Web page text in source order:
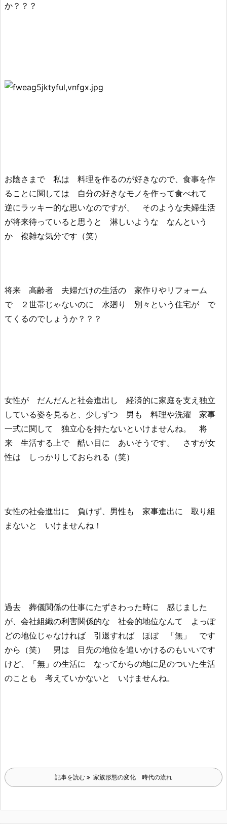
か？？？
お陰さまで 私は 料理を作るのが好きなので、食事を作
ることに関しては 自分の好きなモノを作って食べれて
逆にラッキー的な思いなのですが、 そのような夫婦生活
が将来待っていると思うと 淋しいような なんという
か 複雑な気分です（笑）
将来 高齢者 夫婦だけの生活の 家作りやリフォーム
で ２世帯じゃないのに 水廻り 別々という住宅が で
てくるのでしょうか？？？
女性が だんだんと社会進出し 経済的に家庭を支え独立
している姿を見ると、少しずつ 男も 料理や洗濯 家事
一式に関して 独立心を持たないといけませんね。 将
来 生活する上で 酷い目に あいそうです。 さすが女
性は しっかりしておられる（笑）
女性の社会進出に 負けず、男性も 家事進出に 取り組
まないと いけませんね！
過去 葬儀関係の仕事にたずさわった時に 感じました
が、会社組織の利害関係的な 社会的地位なんて よっぽ
どの地位じゃなければ 引退すれば ほぼ 「無」 です
から（笑） 男は 目先の地位を追いかけるのもいいです
けど、「無」の生活に なってからの地に足のついた生活
のことも 考えていかないと いけませんね。
記事を読む 家族形態の変化 時代の流れ